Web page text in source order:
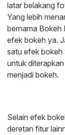
latar belakang
Yang lebih
bernama Bokeh
efek bokeh ya.
satu efek bokeh
untuk
menjadi bokeh.
Selain efek
deretan fitur